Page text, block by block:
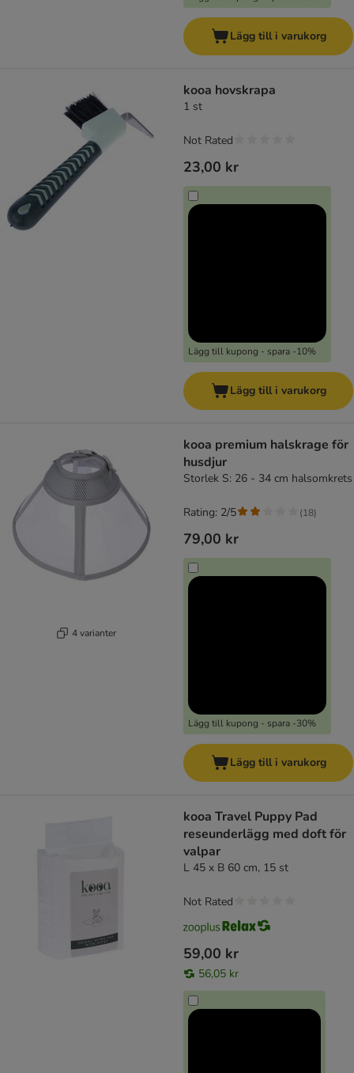
Lägg till i varukorg
kooa hovskrapa
1 st
23,00 kr
Lägg till kupong - spara -10%
Not Rated
Lägg till i varukorg
4 varianter
kooa premium halskrage för
husdjur
Storlek S: 26 - 34 cm halsomkrets
79,00 kr
Lägg till kupong - spara -30%
Rating: 2/5 (18)
Lägg till i varukorg
kooa Travel Puppy Pad
reseunderlägg med doft för
valpar
L 45 x B 60 cm, 15 st
59,00 kr
56,05 kr
Not Rated